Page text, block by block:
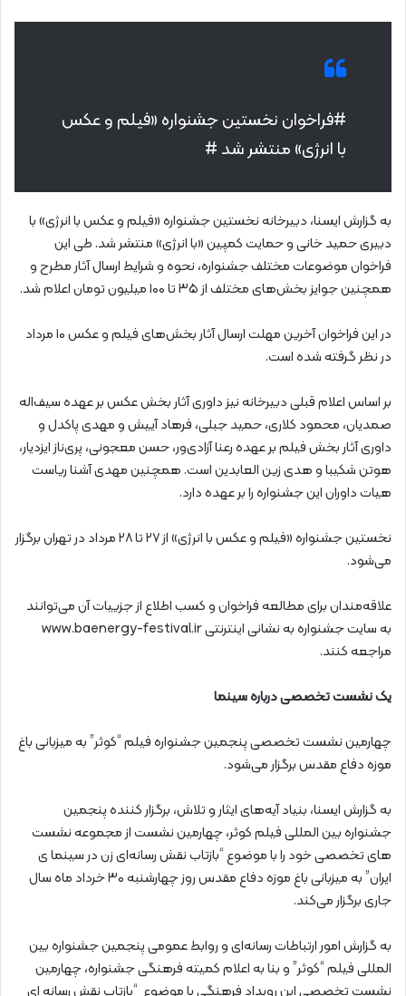
#فراخوان نخستین جشنواره «فیلم و عکس
با انرژی» منتشر شد #
به گزارش ایسنا، دبیرخانه نخستین جشنواره «فیلم و عکس با انرژی» با
دبیری حمید خانی و حمایت کمپین «با انرژی» منتشر شد. طی این
فراخوان موضوعات مختلف جشنواره، نحوه و شرایط ارسال آثار مطرح و
همچنین جوایز بخش‌های مختلف از ۳۵ تا ۱۰۰ میلیون تومان اعلام شد.
در این فراخوان آخرین مهلت ارسال آثار بخش‌های فیلم و عکس ۱۰ مرداد
در نظر گرفته شده است.
بر اساس اعلام قبلی دبیرخانه نیز داوری آثار بخش عکس بر عهده سیف‌اله
صمدیان، محمود کلاری، حمید جبلی، فرهاد آییش و مهدی پاکدل و
داوری آثار بخش فیلم بر عهده رعنا آزادی‌ور، حسن معجونی، پری‌ناز ایزدیار،
هوتن شکیبا و هدی زین العابدین است. همچنین مهدی آشنا ریاست
هیات داوران این جشنواره را بر عهده دارد.
نخستین جشنواره «فیلم و عکس با انرژی» از ۲۷ تا ۲۸ مرداد در تهران برگزار
می‌شود.
علاقه‌مندان برای مطالعه فراخوان و کسب اطلاع از جزییات آن می‌توانند
به سایت جشنواره به نشانی اینترنتی www.baenergy-festival.ir
مراجعه کنند.
یک نشست تخصصی درباره سینما
چهارمین نشست تخصصی پنجمین جشنواره فیلم “کوثر” به میزبانی باغ
موزه دفاع مقدس برگزار می‌شود.
به گزارش ایسنا، بنیاد آیه‌های ایثار و تلاش، برگزار کننده پنجمین
جشنواره بین المللی فیلم کوثر، چهارمین نشست از مجموعه نشست
های تخصصی خود را با موضوع “بازتاب نقش رسانه‌ای زن در سینما ی
ایران” به میزبانی باغ موزه دفاع مقدس روز چهارشنبه ۳۰ خرداد ماه سال
جاری برگزار می‌کند.
به گزارش امور ارتباطات رسانه‌ای و روابط عمومی پنجمین جشنواره بین
المللی فیلم “کوثر” و بنا به اعلام کمیته فرهنگی جشنواره، چهارمین